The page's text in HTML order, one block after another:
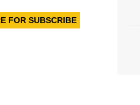
FOR SUBSCRIBE